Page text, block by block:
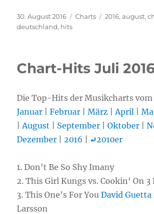
Veröffentlicht
am
30. August 2016 Kategorien
Charts Schlagwörter
2016,august,
deutschland, hits
Chart-Hits Juli
Die Top-Hits der Musikcharts vom
Januar |Februar |März |April |
|August September |Oktober |
Dezember |2016 ⤾2010er
1.Don’t Be So Shy Imany
2.This Girl Kungs vs. Cookin‘ On 3
3.This One’s For YouDavid Guetta
Larsson